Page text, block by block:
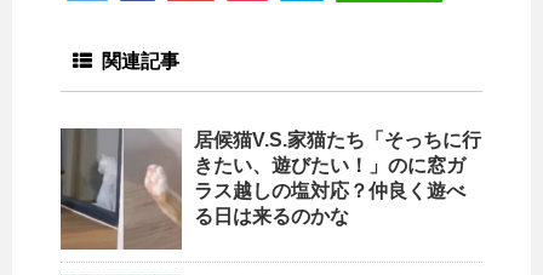
関連記事
居候猫V.S.家猫たち「そっちに行
きたい、遊びたい！」のに窓ガ
ラス越しの塩対応？仲良く遊べ
る日は来るのかな